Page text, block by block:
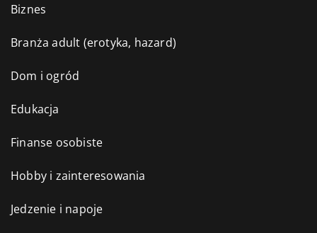
Biznes
Branża adult (erotyka, hazard)
Dom i ogród
Edukacja
Finanse osobiste
Hobby i zainteresowania
Jedzenie i napoje